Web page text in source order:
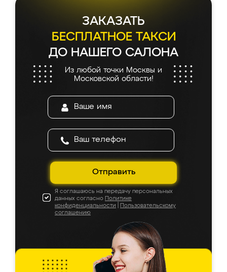
ЗАКАЗАТЬ
БЕСПЛАТНОЕ ТАКСИ
ДО НАШЕГО САЛОНА
Из любой точки Москвы и
Московской области!
Отправить
Я соглашаюсь на передачу персональных
данных согласно Политике
конфиденциальности
Пользовательскому
соглашению